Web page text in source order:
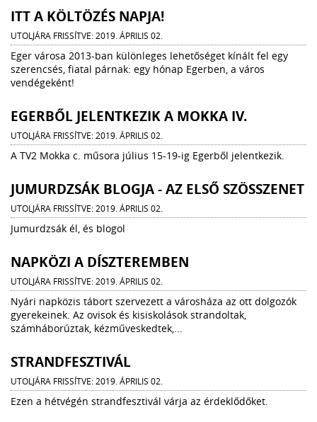
ITT A KÖLTÖZÉS NAPJA!
UTOLJÁRA FRISSÍTVE: 2019. ÁPRILIS 02.
Eger városa 2013-ban különleges lehetőséget kínált fel egy
szerencsés, fiatal párnak: egy hónap Egerben, a város
vendégeként!
EGERBŐL JELENTKEZIK A MOKKA IV.
UTOLJÁRA FRISSÍTVE: 2019. ÁPRILIS 02.
A TV2 Mokka c. műsora július 15-19-ig Egerből jelentkezik.
JUMURDZSÁK BLOGJA - AZ ELSŐ SZÖSSZENET
UTOLJÁRA FRISSÍTVE: 2019. ÁPRILIS 02.
Jumurdzsák él, és blogol
NAPKÖZI A DÍSZTEREMBEN
UTOLJÁRA FRISSÍTVE: 2019. ÁPRILIS 02.
Nyári napközis tábort szervezett a városháza az ott dolgozók
gyerekeinek. Az ovisok és kisiskolások strandoltak,
számháborúztak, kézműveskedtek,...
STRANDFESZTIVÁL
UTOLJÁRA FRISSÍTVE: 2019. ÁPRILIS 02.
Ezen a hétvégén strandfesztivál várja az érdeklődőket.